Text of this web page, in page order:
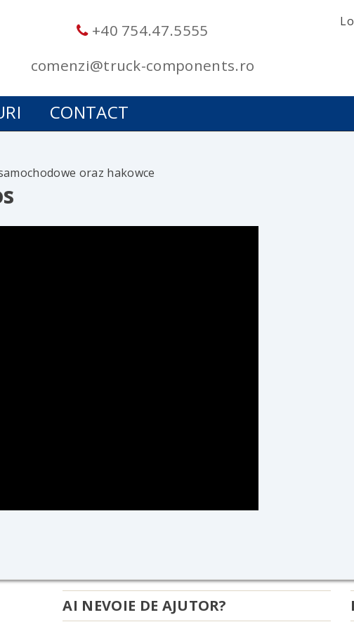
+40 754.47.5555
comenzi@truck-components.ro
CONTACT
oraz hakowce
AI NEVOIE DE AJUTOR?